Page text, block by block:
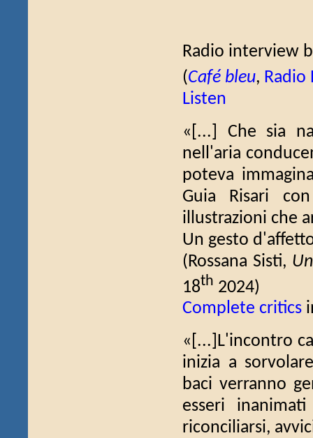
Radio interview
(Café bleu, Radio
Listen
«[...] Che sia
nell'aria
poteva
Guia Risari
illustrazioni che
Un gesto
(Rossana Sisti,
18th 2024)
Complete critics
«[...]L'incontro
inizia a
baci verranno
esseri
riconciliarsi,